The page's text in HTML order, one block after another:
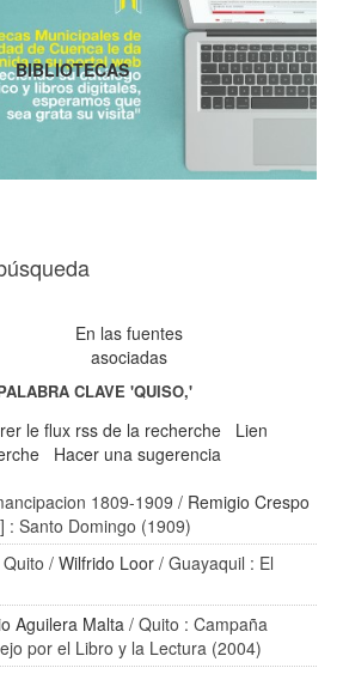
En las fuentes
asociadas
CLAVE'QUISO,'
le flux rss de la recherche
Lien
Hacer una sugerencia
1809-1909 / Remigio Crespo
: Santo Domingo (1909)
/Wilfrido Loor / Guayaquil : El
Aguilera Malta / Quito : Campaña
por el Libro y la Lectura (2004)
BIBLIOTECAS